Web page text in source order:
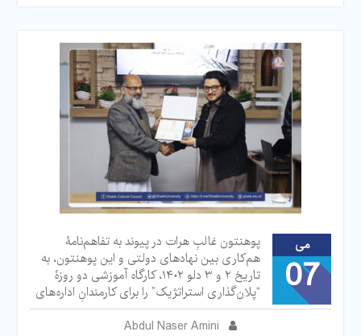
می
07
Abdul Naser Amini
پوهنتون غالبِ هرات در پیوند به تفاهم‌نامۀ
هم‌کاری بین نهادهای دولتی و این پوهنتون، به
تاریخ ۲ و ۳ دلو ۱۴۰۲، کارگاه آموزشی دو‌ روزۀ
“پلان‌گذاری استراتژیک” را برای کارمندانِ اداره‌های